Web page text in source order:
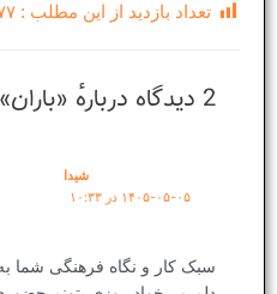
تعداد بازدید از این مطلب :
2 دیدگاه دربارهٔ «باران»
شیدا
۱۴۰۵-۰۵-۰۵ در ۱۰:۳۳
سبک کار و نگاه فرهنگی شما